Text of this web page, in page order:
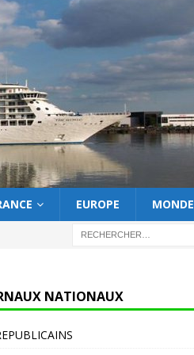
EUROPE MONDE
NATIONAUX